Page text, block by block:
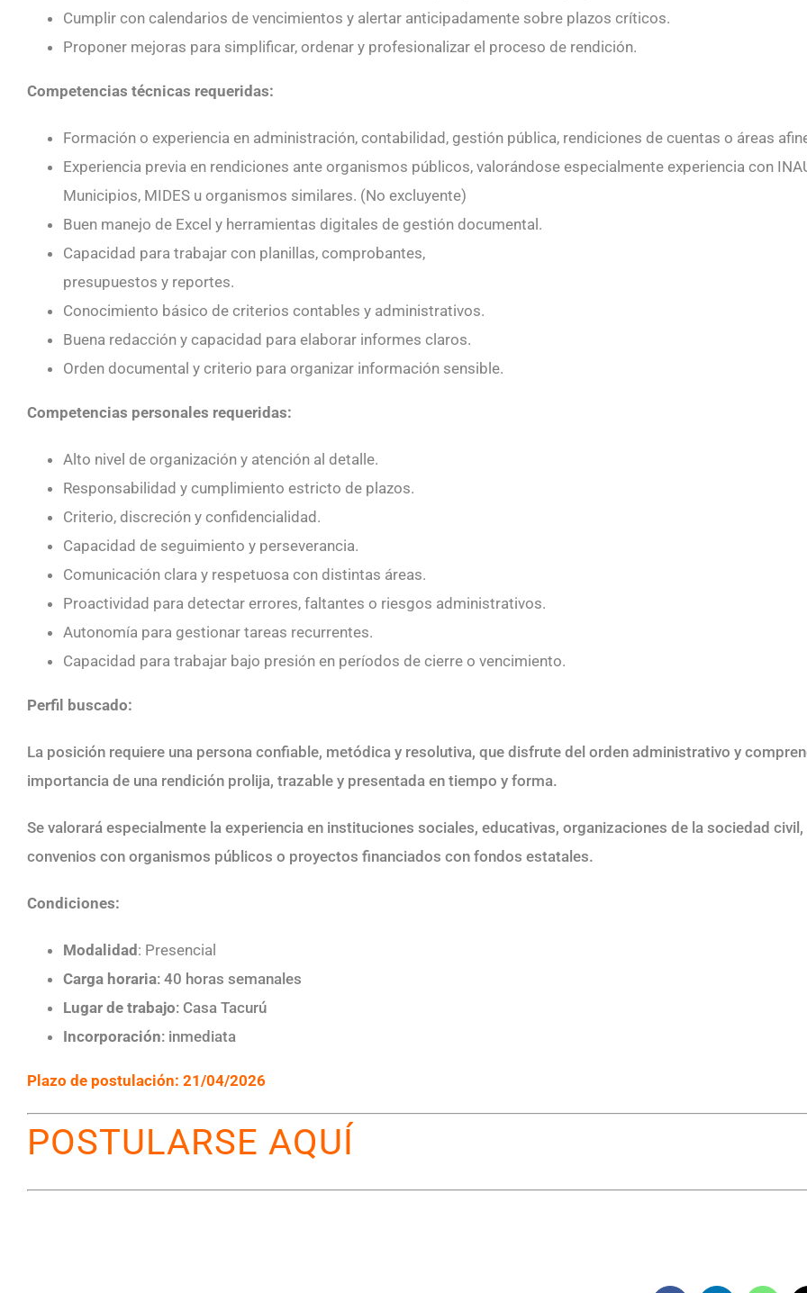
Cumplir con calendarios de vencimientos y alertar anticipadamente sobre plazos críticos.
Proponer mejoras para simplificar, ordenar y profesionalizar el proceso de rendición.
Competencias técnicas requeridas:
Formación o experiencia en administración, contabilidad, gestión pública, rendiciones de cuentas o áreas
Experiencia previa en rendiciones ante organismos públicos, valorándose especialmente experiencia con
Municipios, MIDES u organismos similares. (No excluyente)
Buen manejo de Excel y herramientas digitales de gestión documental.
Capacidad para trabajar con planillas, comprobantes,
presupuestos y reportes.
Conocimiento básico de criterios contables y administrativos.
Buena redacción y capacidad para elaborar informes claros.
Orden documental y criterio para organizar información sensible.
Competencias personales requeridas:
Alto nivel de organización y atención al detalle.
Responsabilidad y cumplimiento estricto de plazos.
Criterio, discreción y confidencialidad.
Capacidad de seguimiento y perseverancia.
Comunicación clara y respetuosa con distintas áreas.
Proactividad para detectar errores, faltantes o riesgos administrativos.
Autonomía para gestionar tareas recurrentes.
Capacidad para trabajar bajo presión en períodos de cierre o vencimiento.
Perfil buscado:
La posición requiere una persona confiable, metódica y resolutiva, que disfrute del orden administrativo y
importancia de una rendición prolija, trazable y presentada en tiempo y forma.
Se valorará especialmente la experiencia en instituciones sociales, educativas, organizaciones de la sociedad civil,
convenios con organismos públicos o proyectos financiados con fondos estatales.
Condiciones:
Modalidad : Presencial
Carga horaria: 40 horas semanales
Lugar de trabajo: Casa Tacurú
Incorporación: inmediata
Plazo de postulación: 21/04/2026
POSTULARSE AQUÍ